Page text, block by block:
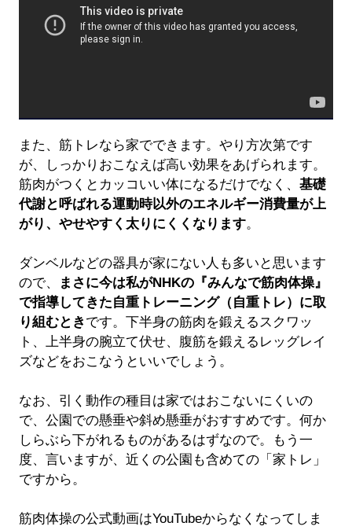
また、筋トレなら家でできます。やり方次第です
が、しっかりおこなえば高い効果をあげられます。
筋肉がつくとカッコいい体になるだけでなく、 基礎
代謝と呼ばれる運動時以外のエネルギー消費量が上
がり、やせやすく太りにくくなります。
ダンベルなどの器具が家にない人も多いと思います
ので、
まさに今は私がNHKの『みんなで筋肉体操』
で指導してきた自重トレーニング（自重トレ）に取
り組むとき です。下半身の筋肉を鍛えるスクワッ
ト、上半身の腕立て伏せ、腹筋を鍛えるレッグレイ
ズなどをおこなうといいでしょう。
なお、引く動作の種目は家ではおこないにくいの
で、公園での懸垂や斜め懸垂がおすすめです。何か
しらぶら下がれるものがあるはずなので。もう一
度、言いますが、近くの公園も含めての「家トレ」
ですから。
筋肉体操の公式動画はYouTubeからなくなってしま